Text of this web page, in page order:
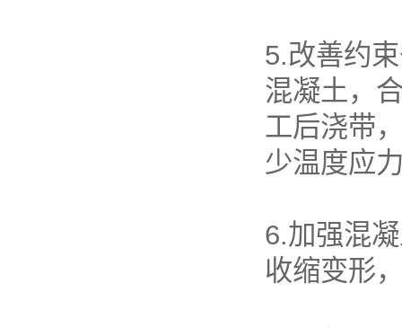
5.改善约
混凝土，
工后浇带
少温度应
6.加强混
收缩变形